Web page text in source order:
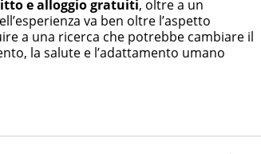
e alloggio gratuiti, oltre a un
va ben oltre l’aspetto
a una ricerca che potrebbe cambiare il
la salute e l’adattamento umano